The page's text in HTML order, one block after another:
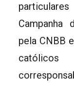
Campanha
pela CNBB
católicos